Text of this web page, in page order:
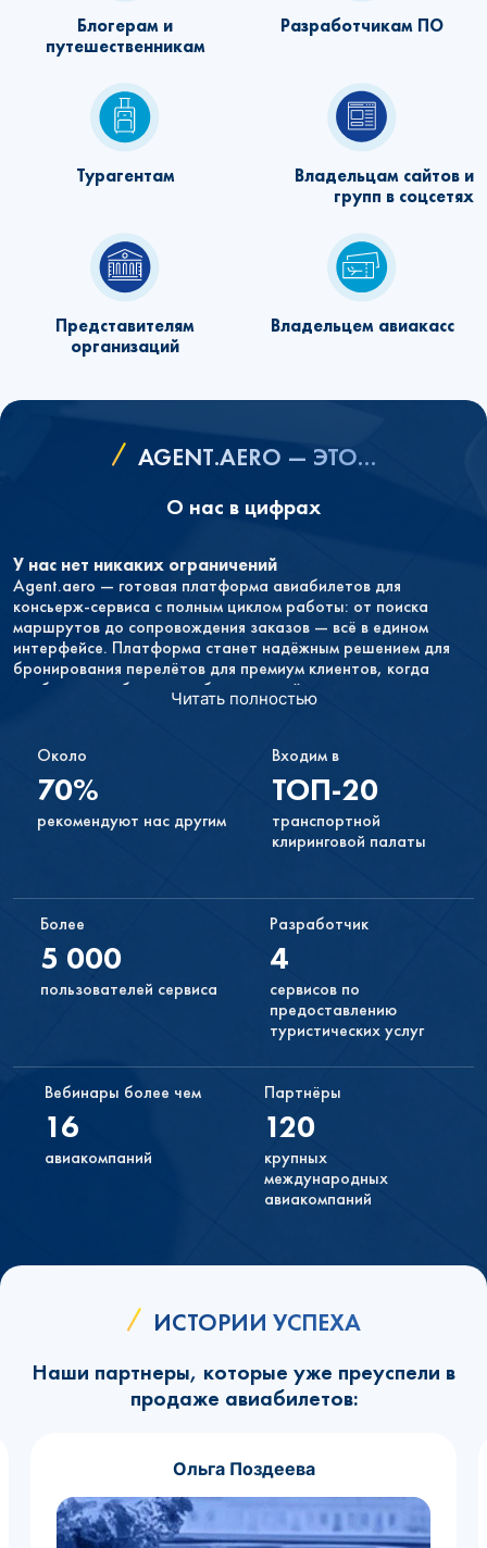
Блогерам и
путешественникам
Разработчикам ПО
Турагентам
Владельцам сайтов и
групп в соцсетях
Представителям
организаций
Владельцем авиакасс
AGENT.AERO — ЭТО…
О нас в цифрах
У нас нет никаких ограничений
Agent.aero — готовая платформа авиабилетов для
консьерж-сервиса с полным циклом работы: от поиска
маршрутов до сопровождения заказов — всё в едином
интерфейсе. Платформа станет надёжным решением для
бронирования перелётов для премиум клиентов, когда
необходимо обеспечить безупречный сервис, мгновенное
оформление и комфортную работу менеджеров.
У вас не будет никаких обязательств
или вам просто не понравится иметь форму поиска на своём
сайте, вы в любой момент можете прекратить
сотрудничество с нами.
очень просто
Поэтому работать с ними можно и самостоятельно. Если у
вас возникнут какие-либо трудности, вы всегда можете
обратиться в нашу службу поддержки в Москве.
Консультанты и менеджеры работают круглосуточно.
Вы можете зарабатывать на продаже одной или
Настраивайте форму поиска отелей и авиабилетов по
своему усмотрению. Вы можете продавать через наш
сервис все доступные услуги или только те, которые
пожелаете.
Читать полностью
Около
70%
рекомендуют нас другим
Входим в
ТОП-20
транспортной
клиринговой палаты
Более
5 000
пользователей сервиса
Разработчик
4
сервисов по
предоставлению
туристических услуг
Вебинары более чем
16
авиакомпаний
Партнёры
120
крупных
международных
авиакомпаний
ИСТОРИИ УСПЕХА
Наши партнеры, которые уже преуспели в
продаже авиабилетов:
Ольга Поздеева